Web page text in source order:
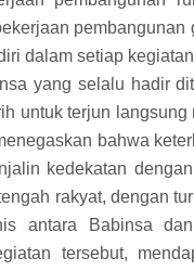
dalam setiap
yang selalu hadir
untuk terjun
bahwa
kedekatan
rakyat, dengan
antara Babinsa
tersebut,